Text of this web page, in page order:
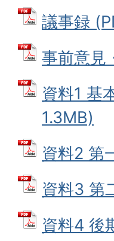
議事録
事前意見
資料1 基
1.3MB)
資料2 第
資料3 第
資料4 後